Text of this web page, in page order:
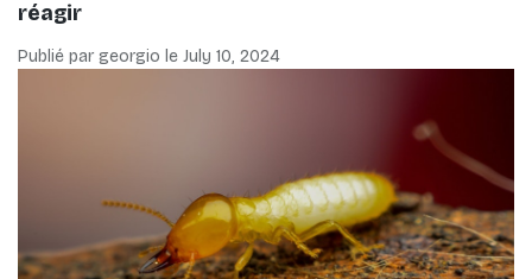
réagir
Publié par georgio le July 10, 2024